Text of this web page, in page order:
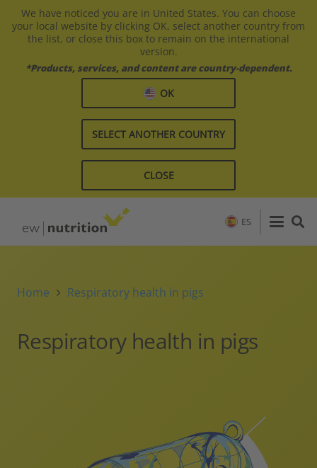
We have noticed you are in United States. You can choose
your local website by clicking OK, select another country from
the list, or close this box to remain on the international
version.
*Products, services, and content are country-dependent.
OK
SELECT ANOTHER COUNTRY
CLOSE
ES
Home Respiratory health in pigs
Respiratory health in pigs